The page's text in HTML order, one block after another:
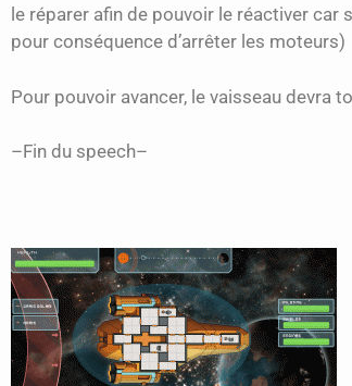
le réparer afin de pouvoir le réactiver
pour conséquence d’arrêter les moteurs)
Pour pouvoir avancer, le vaisseau devra
–Fin du speech–